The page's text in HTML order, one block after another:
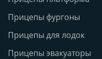
Прицепы фургоны
Прицепы для лодок
Прицепы эвакуаторы